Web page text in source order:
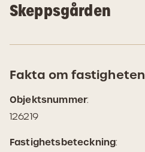
Skeppsgården
Fakta om fastigheten
Objektsnummer:
126219
Fastighetsbeteckning: